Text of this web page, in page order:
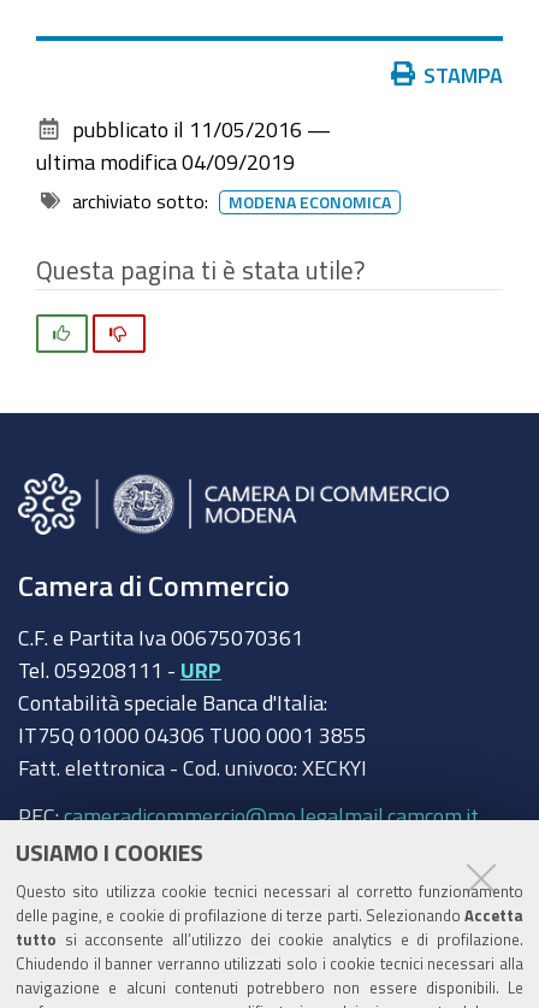
USIAMO I COOKIES
Questo sito utilizza cookie tecnici necessari al corretto funzionamento
delle pagine, e cookie di profilazione di terze parti. Selezionando Accetta
tutto si acconsente all’utilizzo dei cookie analytics e di profilazione.
Chiudendo il banner verranno utilizzati solo i cookie tecnici necessari alla
navigazione e alcuni contenuti potrebbero non essere disponibili. Le
documento
STAMPA
pubblicato il 11/05/2016 —
ultima modifica 04/09/2019
archiviato sotto: MODENA ECONOMICA
Questa pagina ti è stata utile?
Camera di Commercio
C.F. e Partita Iva 00675070361
Tel. 059208111 - URP
Contabilità speciale Banca d'Italia:
IT75Q 01000 04306 TU00 0001 3855
Fatt. elettronica - Cod. univoco: XECKYI
PEC:cameradicommercio@mo.legalmail.camcom.it
Trasparenza
Amministrazione trasparente
Albo Camerale